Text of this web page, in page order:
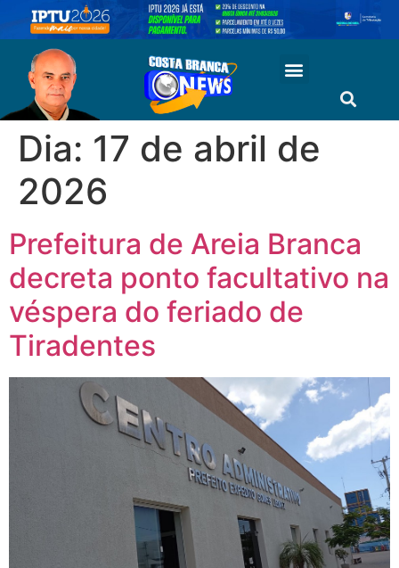
Dia: 17 de abril de
2026
Prefeitura de Areia Branca
decreta ponto facultativo na
véspera do feriado de
Tiradentes